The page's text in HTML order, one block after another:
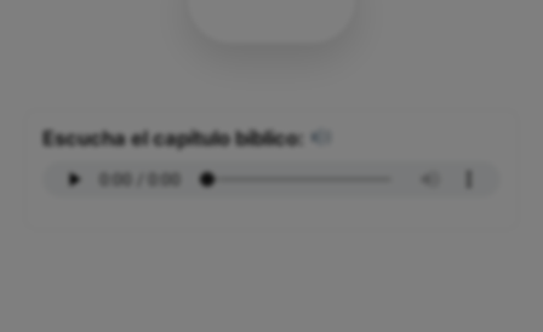
Escucha el capítulo bíblico: